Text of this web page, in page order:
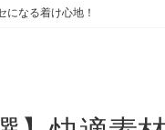
になる着け心地！